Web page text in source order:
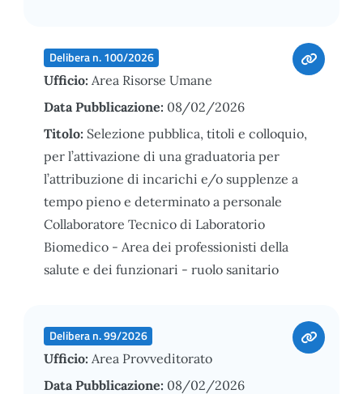
Delibera n. 100/2026
Ufficio: Area Risorse Umane
Data Pubblicazione: 08/02/2026
Titolo: Selezione pubblica, titoli e colloquio,
per l’attivazione di una graduatoria per
l’attribuzione di incarichi e/o supplenze a
tempo pieno e determinato a personale
Collaboratore Tecnico di Laboratorio
Biomedico - Area dei professionisti della
salute e dei funzionari - ruolo sanitario
Delibera n. 99/2026
Ufficio: Area Provveditorato
Data Pubblicazione: 08/02/2026